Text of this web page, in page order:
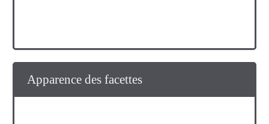
Apparence des facettes